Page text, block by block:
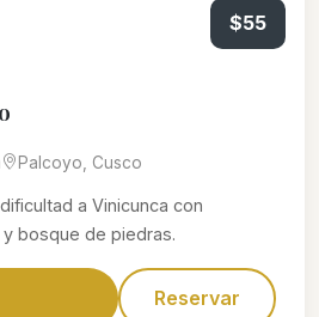
$55
Palcoyo, Cusco
a Vinicunca con
bosque de piedras.
Reservar